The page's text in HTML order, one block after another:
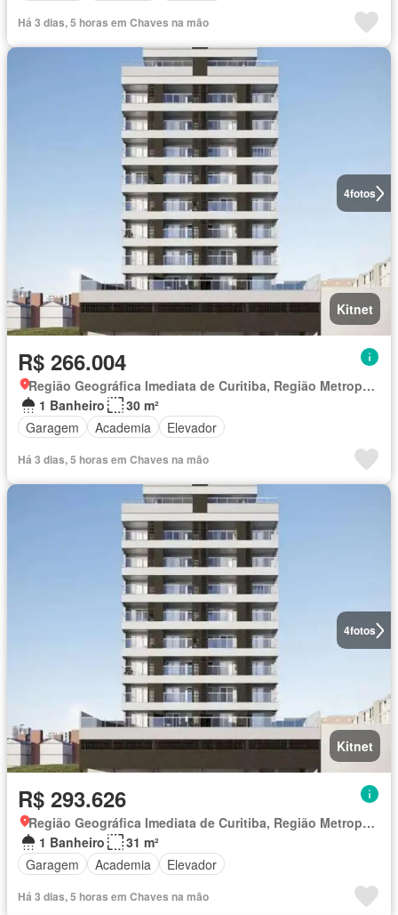
Há 3 dias, 5 horas em Chaves na mão
4fotos
Kitnet
R$ 266.004
Região Geográfica Imediata de Curitiba, Região Metropolitana de Curitiba
1 Banheiro
30 m²
Garagem
Academia Elevador
Há 3 dias, 5 horas em Chaves na mão
4fotos
Kitnet
R$ 293.626
Região Geográfica Imediata de Curitiba, Região Metropolitana de Curitiba
1 Banheiro
31 m²
Garagem
Academia Elevador
Há 3 dias, 5 horas em Chaves na mão